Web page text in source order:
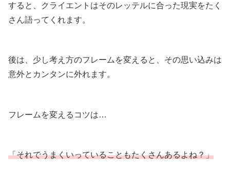
すると、クライエントはそのレッテルに合った現実をたく
さん語ってくれます。
後は、少し考え方のフレームを変えると、その思い込みは
意外とカンタンに外れます。
フレームを変えるコツは…
「それでうまくいっていることもたくさんあるよね？」